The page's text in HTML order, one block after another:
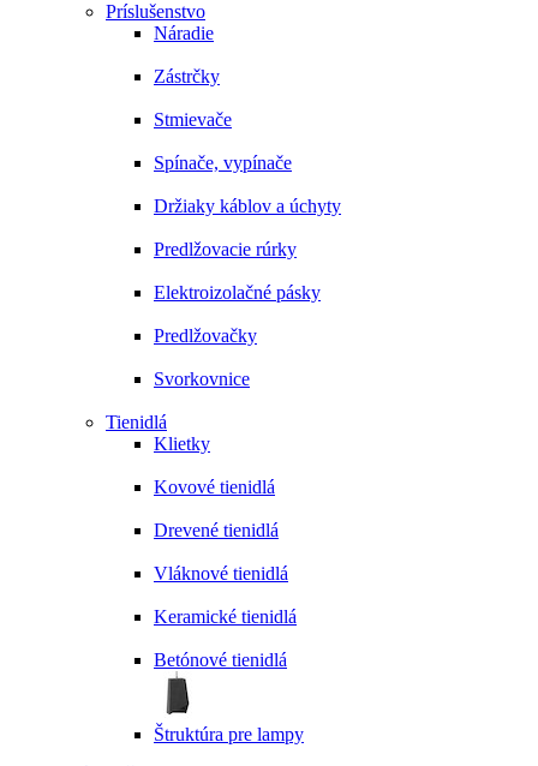
Príslušenstvo
Náradie
Zástrčky
Stmievače
Spínače, vypínače
Držiaky káblov a úchyty
Predlžovacie rúrky
Elektroizolačné pásky
Predlžovačky
Svorkovnice
Tienidlá
Klietky
Kovové tienidlá
Drevené tienidlá
Vláknové tienidlá
Keramické tienidlá
Betónové tienidlá
Štruktúra pre lampy